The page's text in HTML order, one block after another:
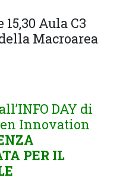
Aula C3
Macroarea
DAY di
Innovation
PER IL